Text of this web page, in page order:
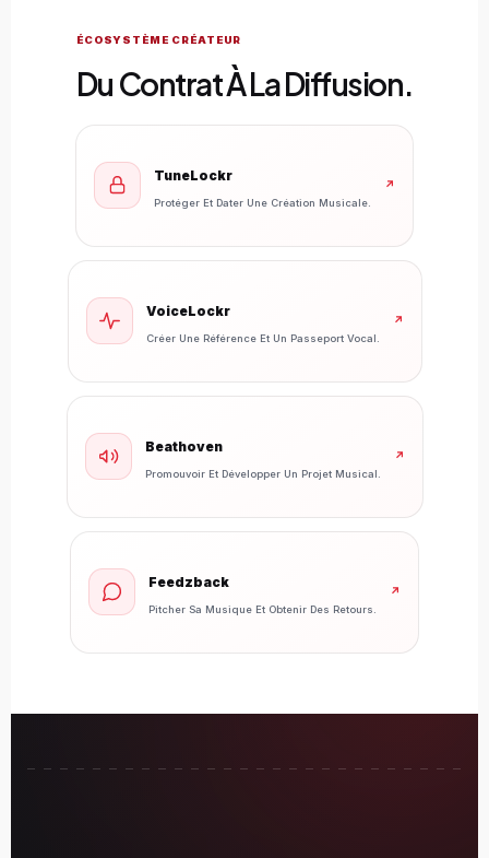
ÉCOSYSTÈME CRÉATEUR
Du Contrat À La Diffusion.
TuneLockr
Protéger Et Dater Une Création Musicale.
↗
VoiceLockr
Créer Une Référence Et Un Passeport Vocal.
↗
Beathoven
Promouvoir Et Développer Un Projet Musical.
↗
Feedzback
Pitcher Sa Musique Et Obtenir Des Retours.
↗